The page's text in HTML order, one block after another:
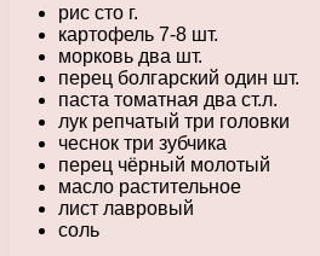
рис сто г.
картофель 7-8 шт.
морковь два шт.
перец болгарский один шт.
паста томатная два ст.л.
лук репчатый три головки
чеснок три зубчика
перец чёрный молотый
масло растительное
лист лавровый
соль